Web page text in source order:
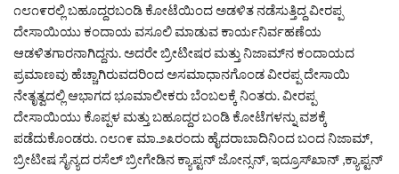
೧೮೧೯ರಲ್ಲಿ ಬಹೂದ್ದರಬಂಡಿ ಕೋಟೆಯಿಂದ ಅಡಳಿತ ನಡೆಸುತ್ತಿದ್ದ ವೀರಪ್ಪ
ದೇಸಾಯಿಯು ಕಂದಾಯ ವಸೂಲಿ ಮಾಡುವ ಕಾರ್ಯನಿರ್ವಹಣೆಯ
ಆಡಳಿತಗಾರನಾಗಿದ್ದನು. ಅದರೇ ಬ್ರೀಟೀಷರ ಮತ್ತು ನಿಜಾಮ್‌ನ ಕಂದಾಯದ
ಪ್ರಮಾಣವು ಹೆಚ್ಚಾಗಿರುವದರಿಂದ ಅಸಮಾಧಾನಗೊಂಡ ವೀರಪ್ಪ ದೇಸಾಯಿ
ನೇತೃತ್ವದಲ್ಲಿ ಆಭಾಗದ ಭೂಮಾಲೀಕರು ಬೆಂಬಲಕ್ಕೆ ನಿಂತರು. ವೀರಪ್ಪ
ದೇಸಾಯಿಯು ಕೊಪ್ಪಳ ಮತ್ತು ಬಹೂದ್ದರ ಬಂಡಿ ಕೋಟೆಗಳನ್ನು ವಶಕ್ಕೆ
ಪಡೆದುಕೊಂಡರು. ೧೮೧೯ ಮಾ.೨೩ರಂದು ಹೈದರಾಬಾದಿನಿಂದ ಬಂದ ನಿಜಾಮ್,
ಬ್ರೀಟೀಷ ಸೈನ್ಯದ ರಸೆಲ್ ಬ್ರೀಗೇಡಿನ ಕ್ಯಾಪ್ಟನ್ ಜೋನ್ಸನ್, ಇದ್ರೂಸ್‌ಖಾನ್ ,ಕ್ಯಾಪ್ಟನ್